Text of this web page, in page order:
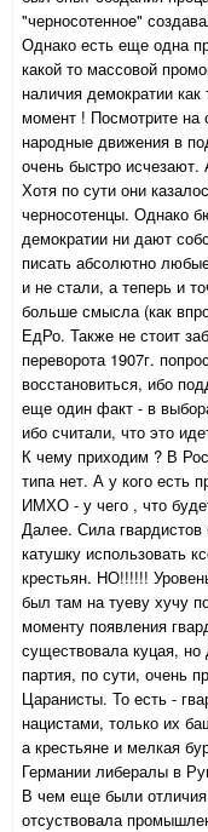
"черносотенное"
Однако есть еще одна
какой то массовой
наличия демократии
момент ! Посмотрите
народные движения в
очень быстро исчезают.
Хотя по сути они
черносотенцы. Однако
демократии ни дают
писать абсолютно
и не стали, а теперь и
больше смысла (как
ЕдРо. Также не стоит
переворота 1907г.
восстановиться, ибо
еще один факт - в
ибо считали, что это
К чему приходим ? В
типа нет. А у кого есть
ИМХО - у чего , что
Далее. Сила
катушку использовать
крестьян. НО!!!!!!
был там на туеву хучу
моменту появления
существовала куцая,
партия, по сути, очень
Царанисты. То есть -
нацистами, только их
а крестьяне и мелкая
Германии либералы в
В чем еще были
отсуствовала